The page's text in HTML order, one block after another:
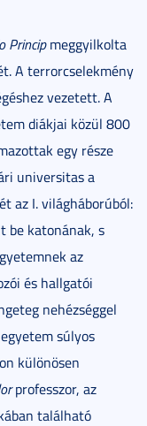
Principmeggyilkolta
A terrorcselekmény
vezetett. A
diákjai közül 800
egy része
universitas a
az I. világháborúból:
be katonának, s
az
és hallgatói
nehézséggel
súlyos
különösen
professzor, az
található